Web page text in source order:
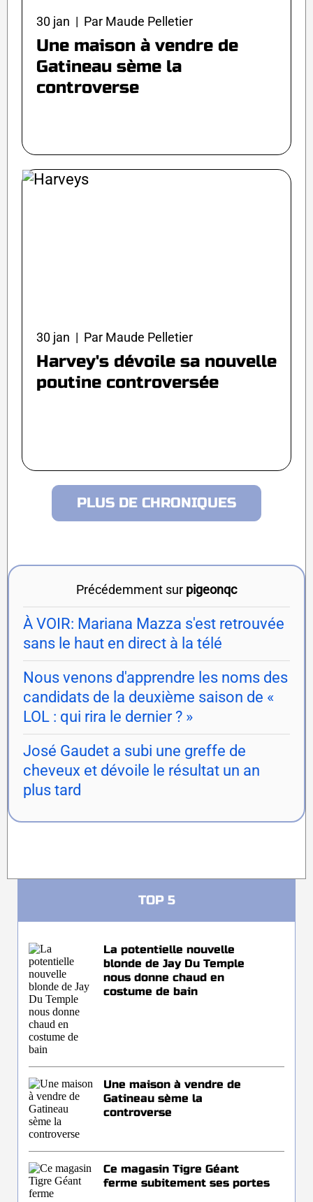
30 jan | Par Maude Pelletier
Une maison à vendre de
Gatineau sème la
controverse
30 jan | Par Maude Pelletier
Harvey's dévoile sa nouvelle
poutine controversée
PLUS DE CHRONIQUES
Précédemment sur pigeonqc
À VOIR: Mariana Mazza s'est retrouvée
sans le haut en direct à la télé
Nous venons d'apprendre les noms des
candidats de la deuxième saison de «
LOL : qui rira le dernier ? »
José Gaudet a subi une greffe de
cheveux et dévoile le résultat un an
plus tard
TOP 5
La potentielle nouvelle
blonde de Jay Du Temple
nous donne chaud en
costume de bain
Une maison à vendre de
Gatineau sème la
controverse
Ce magasin Tigre Géant
ferme subitement ses portes